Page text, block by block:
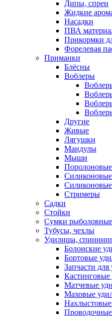
Дипы, спреи
Жидкие
Насадки
ПВА
Прикормки
Форелевая
Приманки
Блёсны
Воблеры
Другие
Живые
Лягушки
Мандулы
Мыши
Стримеры
Садки
Стойки
Сумки рыболовные
Тубусы, чехлы
Удилища,
Болонские
Бортовые
Запчасти
Матчевые
Маховые